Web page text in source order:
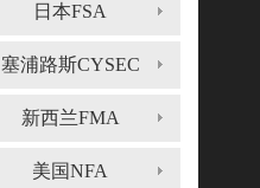
日本FSA
塞浦路斯CYSEC
新西兰FMA
美国NFA